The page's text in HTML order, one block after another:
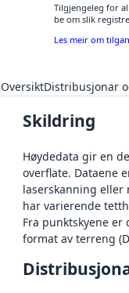
Tilgjengeleg for
be om slik
Les meir om
OversiktDistribusjonar
Skildring
Høydedata gir en
overflate. Dataene
laserskanning eller
har varierende
Fra punktskyene
format av terreng